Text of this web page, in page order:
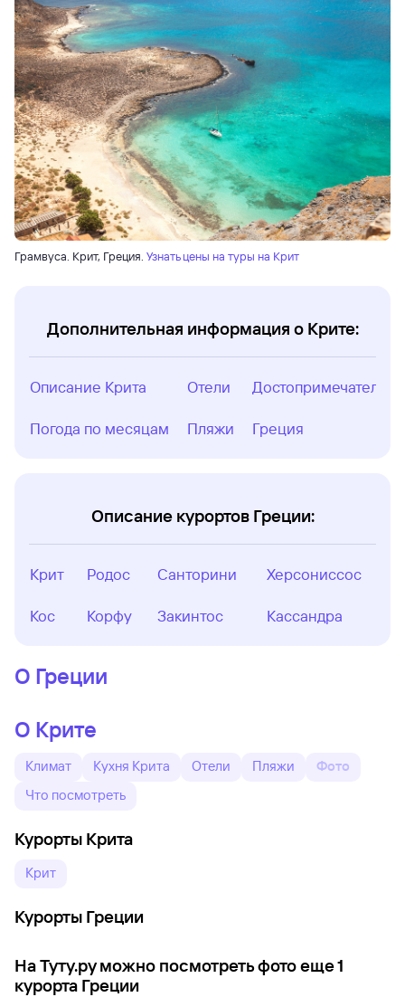
Грамвуса. Крит, Греция. Узнать цены на туры на Крит
Дополнительная информация о Крите:
Описание Крита Отели
Погода по месяцам Пляжи Греция
Описание курортов Греции:
Крит Родос Санторини Херсониссос
Кос Корфу Закинтос Кассандра
О Греции
О Крите
Климат Кухня Крита Отели Пляжи
Фото
Что посмотреть
Курорты Крита
Крит
Курорты Греции
На Туту.ру можно посмотреть фото еще 1
курорта Греции